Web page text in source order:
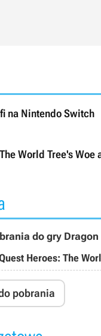
na Nintendo Switch
World Tree's
do gry
Heroes: The
pobrania